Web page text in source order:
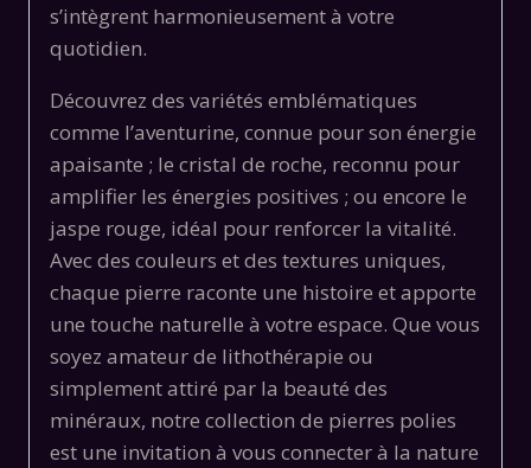
s’intègrent harmonieusement à votre
quotidien.
Découvrez des variétés emblématiques
comme l’aventurine, connue pour son énergie
apaisante ; le cristal de roche, reconnu pour
amplifier les énergies positives ; ou encore le
jaspe rouge, idéal pour renforcer la vitalité.
Avec des couleurs et des textures uniques,
chaque pierre raconte une histoire et apporte
une touche naturelle à votre espace. Que vous
soyez amateur de lithothérapie ou
simplement attiré par la beauté des
minéraux, notre collection de pierres polies
est une invitation à vous connecter à la nature